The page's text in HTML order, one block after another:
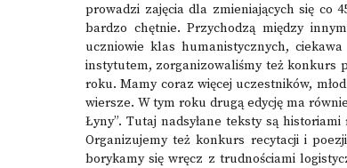
prowadzi zajęcia dla zmieniających się
bardzo chętnie. Przychodzą między
uczniowie klas humanistycznych,
instytutem, zorganizowaliśmy teżkonkurs
roku. Mamy coraz więcej uczestników,
wiersze. W tym roku drugą edycję ma
Łyny”. Tutaj nadsyłane teksty są
Organizujemy też konkurs recytacji i
borykamy się wręcz z trudnościami